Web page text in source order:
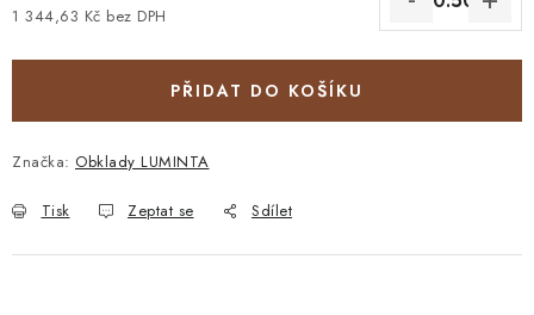
1 344,63 Kč bez DPH
PŘIDAT DO KOŠÍKU
Značka: Obklady LUMINTA
Tisk Zeptat se Sdílet